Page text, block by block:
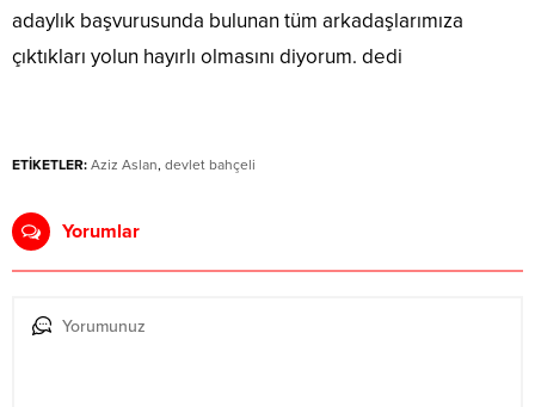
adaylık başvurusunda bulunan tüm arkadaşlarımıza
çıktıkları yolun hayırlı olmasını diyorum. dedi
ETİKETLER: Aziz Aslan, devlet bahçeli
Yorumlar